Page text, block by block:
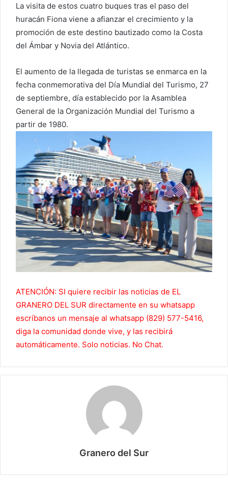
La visita de estos cuatro buques tras el paso del
huracán Fiona viene a afianzar el crecimiento y la
promoción de este destino bautizado como la Costa
del Ámbar y Novia del Atlántico.
El aumento de la llegada de turistas se enmarca en la
fecha conmemorativa del Día Mundial del Turismo, 27
de septiembre, día establecido por la Asamblea
General de la Organización Mundial del Turismo a
partir de 1980.
ATENCIÓN: SI quiere recibir las noticias de EL
GRANERO DEL SUR directamente en su whatsapp
escríbanos un mensaje al whatsapp (829) 577-5416,
diga la comunidad donde vive, y las recibirá
automáticamente. Solo noticias. No Chat.
Granero del Sur